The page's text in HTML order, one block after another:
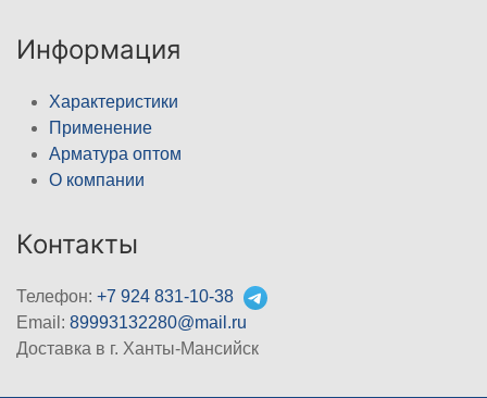
Информация
Характеристики
Применение
Арматура оптом
О компании
Контакты
Телефон: +7 924 831-10-38
Email: 89993132280@mail.ru
Доставка в г. Ханты-Мансийск